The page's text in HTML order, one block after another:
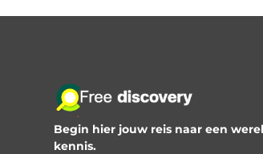
Begin hier jouw reis naar een
kennis.